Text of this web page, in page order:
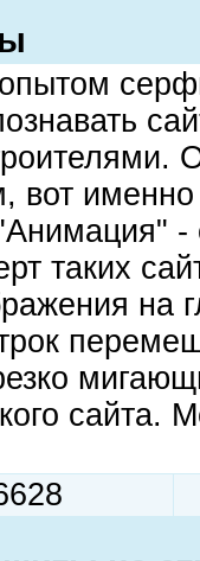
вот
таких
на